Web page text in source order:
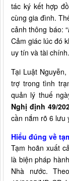
tác ký kết hợp
cùng gia đình.
cảnh thông báo: “
Cảm giác lúc đó
uy tín và tài chính.
Tại Luật
trợ trong tình
quản lý thuế
Nghị định 49/
cần nắm rõ 6 lưu
Hiểu đúng về
Tạm hoãn xuất
là biện pháp
Nhà nước.